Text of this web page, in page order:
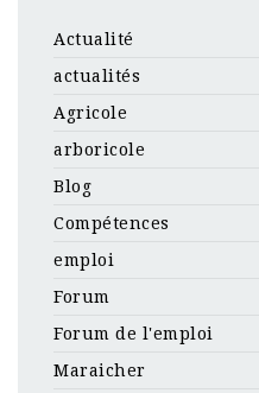
Actualité
actualités
Agricole
arboricole
Blog
Compétences
emploi
Forum
Forum de l'emploi
Maraicher